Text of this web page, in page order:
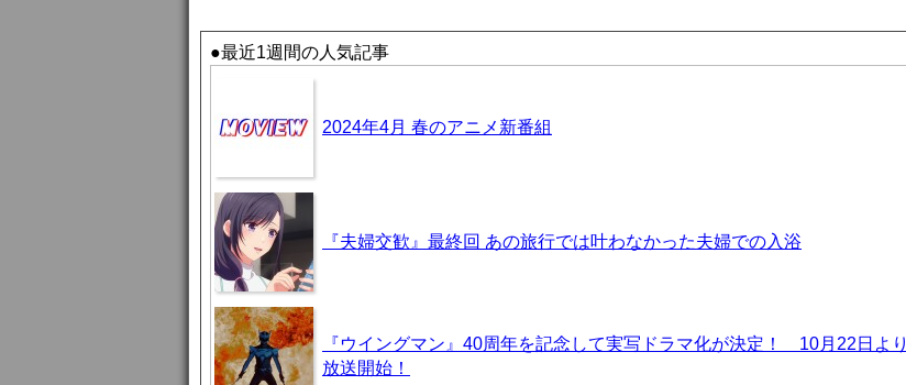
●最近1週間の人気記事
2024年4月 春のアニメ新番組
『夫婦交歓』最終回 あの旅行では叶わなかった夫婦での入浴
『ウイングマン』40周年を記念して実写ドラマ化が決定！ 10月22日より
放送開始！